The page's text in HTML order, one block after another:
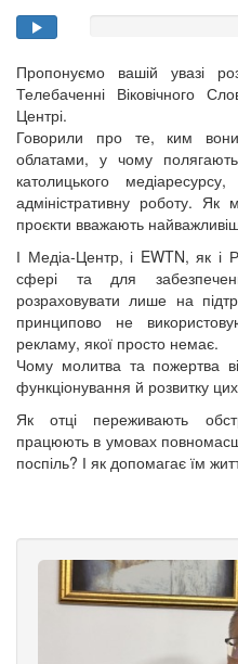
Пропонуємо вашій увазі
Телебаченні Віковічного
Центрі.
Говорили про те, ким
облатами, у чому полягають
католицького
адміністративну роботу. Як
проєкти вважають
І Медіа-Центр, і EWTN, як і
сфері та для
розраховувати лише на
принципово не
рекламу, якої просто немає.
Чому молитва та пожертва
функціонування й розвитку
Як отці переживають
працюють в умовах
поспіль? І як допомагає їм